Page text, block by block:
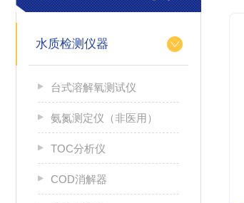
水质检测仪器
台式溶解氧测试仪
氨氮测定仪（非医用）
TOC分析仪
COD消解器